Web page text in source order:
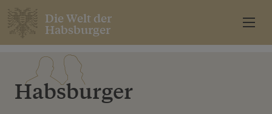
Die Welt der
Habsburger
Habsburger